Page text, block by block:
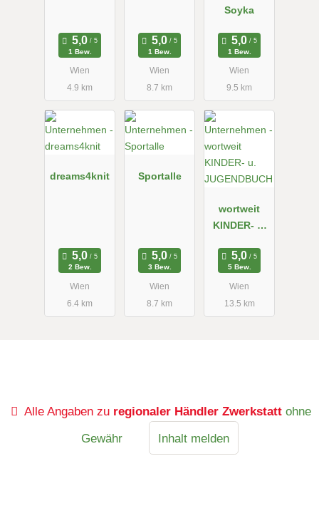
1 Bew.
Wien
4.9 km
1 Bew.
Wien
8.7 km
Soyka
1 Bew.
Wien
9.5 km
dreams4knit
2 Bew.
Wien
6.4 km
Sportalle
3 Bew.
Wien
8.7 km
wortweit
KINDER- u.
H
5 Bew.
Wien
13.5 km
Alle Angaben zu regionaler Händler Zwerkstatt ohne
Gewähr
Inhalt melden